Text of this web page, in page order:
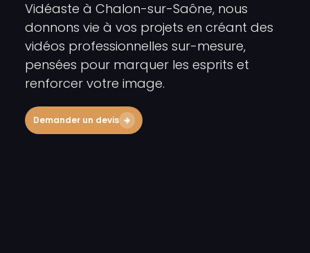
Vidéaste à Chalon-sur-Saône, nous
donnons vie à vos projets en créant des
vidéos professionnelles sur-mesure,
pensées pour marquer les esprits et
renforcer votre image.
Demander un devis